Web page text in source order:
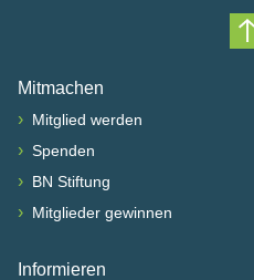
Mitmachen
› Mitglied werden
› Spenden
› BN Stiftung
› Mitglieder gewinnen
Informieren